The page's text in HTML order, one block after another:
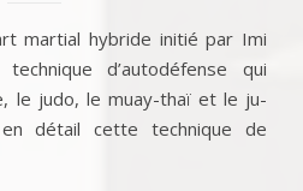
d’autodéfense qui
le judo, le muay-thaï et le ju-
détail cette technique de